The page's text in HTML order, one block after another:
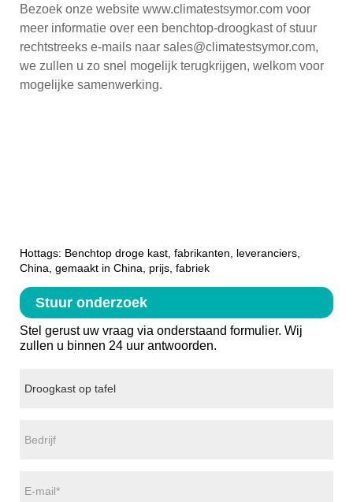
Bezoek onze website www.climatestsymor.com voor
meer informatie over een benchtop-droogkast of stuur
rechtstreeks e-mails naar sales@climatestsymor.com,
we zullen u zo snel mogelijk terugkrijgen, welkom voor
mogelijke samenwerking.
Hottags: Benchtop droge kast, fabrikanten, leveranciers,
China, gemaakt in China, prijs, fabriek
Stuur onderzoek
Stel gerust uw vraag via onderstaand formulier. Wij
zullen u binnen 24 uur antwoorden.